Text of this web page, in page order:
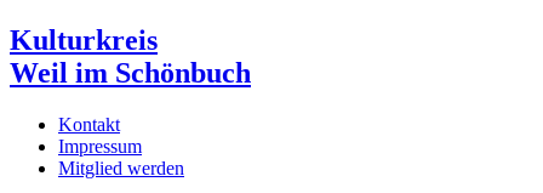
Kulturkreis
Weil im Schönbuch
Kontakt
Impressum
Mitglied werden